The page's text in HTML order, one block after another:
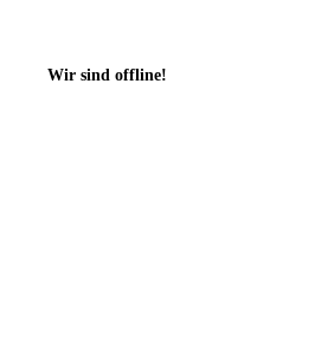
Wir sind offline!